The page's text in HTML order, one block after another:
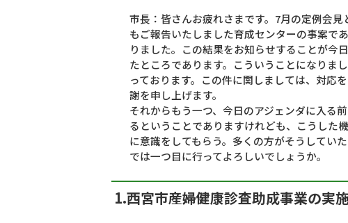
市長：皆さんお疲れさまです。7月の定例会
もご報告いたしました育成センターの事案で
りました。この結果をお知らせすることが今
たところであります。こういうことになりま
っております。この件に関しましては、対応
謝を申し上げます。
それからもう一つ、今日のアジェンダに入る
るということでありますけれども、こうした
に意識をしてもらう。多くの方がそうしてい
では一つ目に行ってよろしいでしょうか。
1.西宮市産婦健康診査助成事業の実